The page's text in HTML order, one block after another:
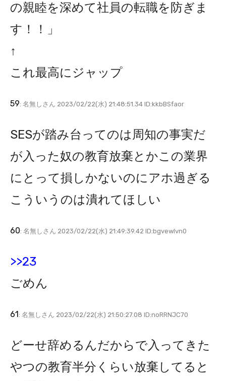
の親睦を深めて社員の転職を防ぎま
す！！」
↑
これ最高にジャップ
59: 名無しさん 2023/02/22(水) 21:48:51.34 ID:kkbBSfaor
SESが踏み台ってのは周知の事実だ
が入った奴の教育放棄とかこの業界
にとって損しかないのにアホ過ぎる
こういうのは潰れてほしい
60: 名無しさん 2023/02/22(水) 21:49:39.42 ID:bgvewIvn0
>>23
ごめん
61: 名無しさん 2023/02/22(水) 21:50:27.08 ID:noRRNJC70
どーせ辞めるんだからで入ってきた
やつの教育半分くらい放棄してると